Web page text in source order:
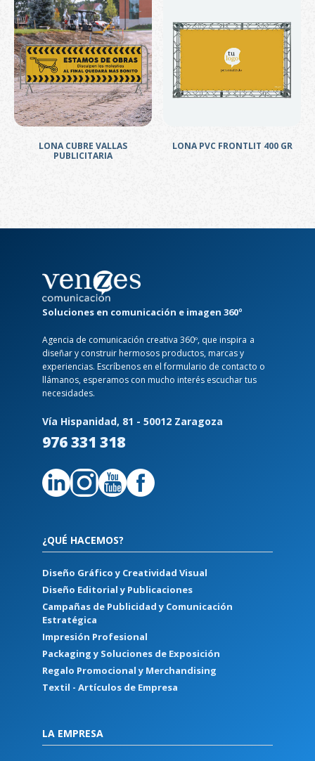
LONA CUBRE VALLAS
PUBLICITARIA
LONA PVC FRONTLIT 400 GR
Soluciones en comunicación e imagen 360º
Agencia de comunicación creativa 360º, que inspira a
diseñar y construir hermosos productos, marcas y
experiencias. Escríbenos en el formulario de contacto o
llámanos, esperamos con mucho interés escuchar tus
necesidades.
Vía Hispanidad, 81 - 50012 Zaragoza
976 331 318
¿QUÉ HACEMOS?
Diseño Gráfico y Creatividad Visual
Diseño Editorial y Publicaciones
Campañas de Publicidad y Comunicación
Estratégica
Impresión Profesional
Packaging y Soluciones de Exposición
Regalo Promocional y Merchandising
Textil - Artículos de Empresa
LA EMPRESA